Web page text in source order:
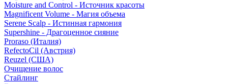
Moisture and Control - Источник красоты
Magnificent Volume - Магия объема
Serene Scalp - Истинная гармония
Supershine - Драгоценное сияние
Proraso (Италия)
RefectoCil (Австрия)
Reuzel (США)
Очищение волос
Стайлинг